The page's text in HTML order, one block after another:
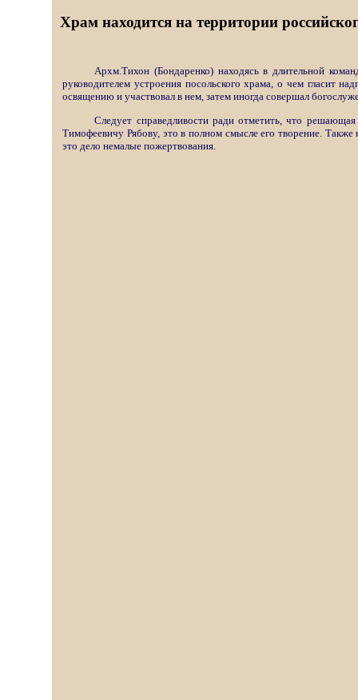
Храм находится на территории
Архм.Тихон (Бондаренко) находясь в длительной
руководителем устроения посольского храма, о чем гласит
освящению и участвовал в нем, затем иногда совершал
Следует справедливости ради отметить, что
Тимофеевичу Рябову, это в полном смысле его творение.
это дело немалые пожертвования.